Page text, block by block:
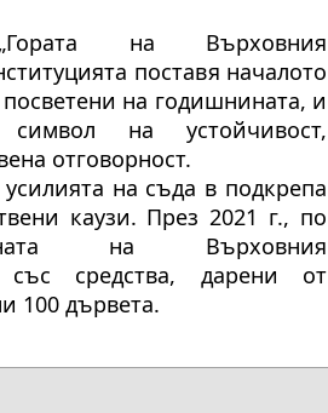
на Върховния
поставя началото
на годишнината, и
символ на устойчивост,
отговорност.
на съда в подкрепа
каузи. През 2021 г., по
на Върховния
със средства, дарени от
100 дървета.